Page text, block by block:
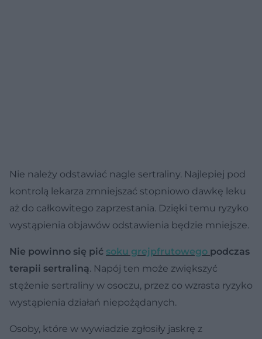
Nie należy odstawiać nagle sertraliny. Najlepiej pod
kontrolą lekarza zmniejszać stopniowo dawkę leku
aż do całkowitego zaprzestania. Dzięki temu ryzyko
wystąpienia objawów odstawienia będzie mniejsze.
Nie powinno się pić soku grejpfrutowego podczas
terapii sertraliną. Napój ten może zwiększyć
stężenie sertraliny w osoczu, przez co wzrasta ryzyko
wystąpienia działań niepożądanych.
Osoby, które w wywiadzie zgłosiły jaskrę z